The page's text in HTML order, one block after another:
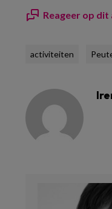
Reageer op
activiteiten